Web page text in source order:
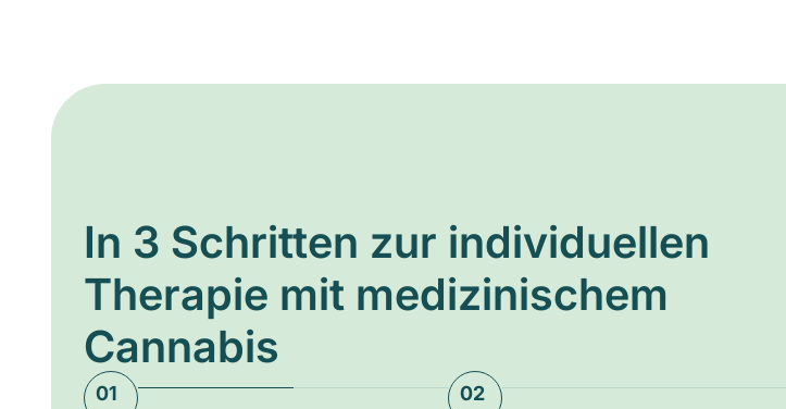
In 3 Schritten zur individuellen
Therapie mit medizinischem
Cannabis
01 02